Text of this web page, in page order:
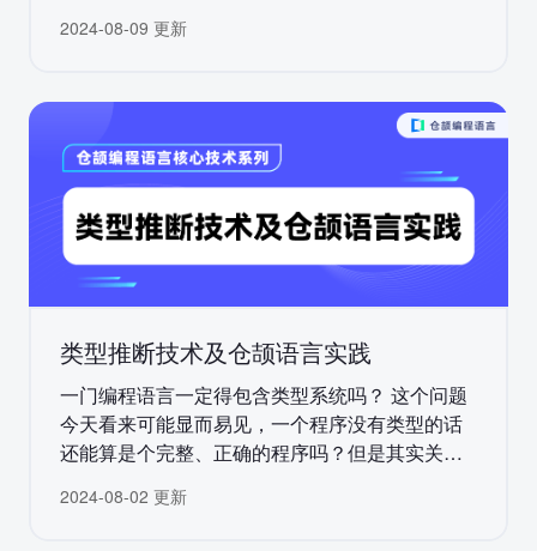
式、移动设备等）的程序具有重要意义，占用资
户体验更好。
2024-08-09 更新
类型推断技术及仓颉语言实践
一门编程语言一定得包含类型系统吗？ 这个问题
今天看来可能显而易见，一个程序没有类型的话
还能算是个完整、正确的程序吗？但是其实关于
法的。大家普遍习惯的这种把类型作为程序不可
2024-08-02 更新